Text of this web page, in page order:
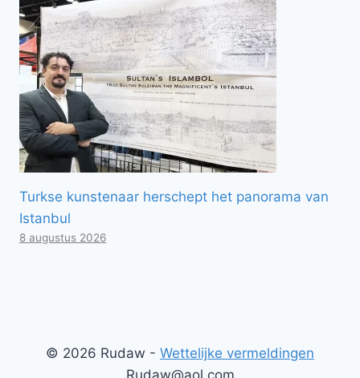
Turkse kunstenaar herschept het panorama van
Istanbul
8 augustus 2026
© 2026 Rudaw - Wettelijke vermeldingen
Rudaw@aol.com